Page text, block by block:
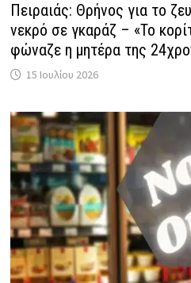
Πειραιάς: Θρήνος για το
νεκρό σε γκαράζ – «Το
φώναζε η μητέρα της
15 Ιουλίου 2026